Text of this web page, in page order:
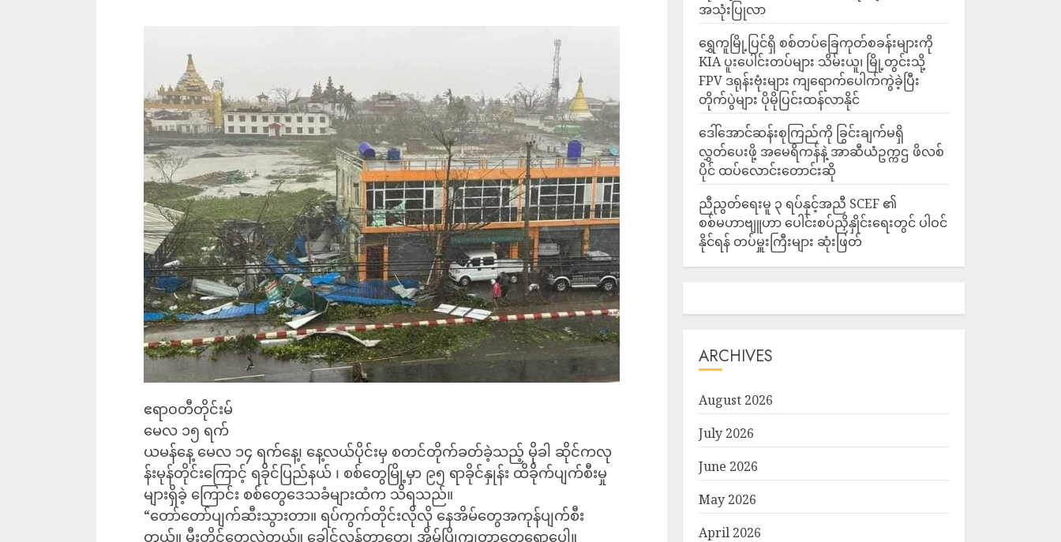
ဧရာ၀တီတိုင်းမ်
မေလ ၁၅ ရက်
ယမန်နေ့ မေလ ၁၄ ရက်နေ့၊ နေ့လယ်ပိုင်းမှ စတင်တိုက်ခတ်ခဲ့သည့် မိုခါ ဆိုင်ကလု
န်းမုန်တိုင်းကြောင့် ရခိုင်ပြည်နယ် ၊ စစ်တွေမြို့မှာ ၉၅ ရာခိုင်နှုန်း ထိခိုက်ပျက်စီးမှု
များရှိခဲ့ ကြောင်း စစ်တွေဒေသခံများထံက သိရသည်။
“တော်တော်ပျက်ဆီးသွားတာ။ ရပ်ကွက်တိုင်းလိုလို နေအိမ်တွေအကုန်ပျက်စီး
တယ်။ မီးတိုင်တွေလဲတယ်။ ခေါင်လန်တာတွေ၊ အိမ်ပြိုကျတာတွေရောပေါ့။
အသုံးပြုလာ
‎ရွှေကူမြို့ပြင်ရှိ စစ်တပ်ခြေကုတ်စခန်းများကို
KIA ပူးပေါင်းတပ်များ သိမ်းယူ၊ မြို့တွင်းသို့
FPV ဒရုန်းဗုံးများ ကျရောက်ပေါက်ကွဲခဲ့ပြီး
တိုက်ပွဲများ ပိုမိုပြင်းထန်လာနိုင်
ဒေါ်အောင်ဆန်းစုကြည်ကို ခြွင်းချက်မရှိ
လွှတ်ပေးဖို့ အမေရိကန်နဲ့ အာဆီယံဥက္ကဌ ဖိလစ်
ပိုင် ထပ်လောင်းတောင်းဆို
ညီညွတ်ရေးမူ ၃ ရပ်နှင့်အညီ SCEF ၏
စစ်မဟာဗျူဟာ ပေါင်းစပ်ညှိနှိုင်းရေးတွင် ပါဝင်
နိုင်ရန် တပ်မှူးကြီးများ ဆုံးဖြတ်
ARCHIVES
August 2026
July 2026
June 2026
May 2026
April 2026